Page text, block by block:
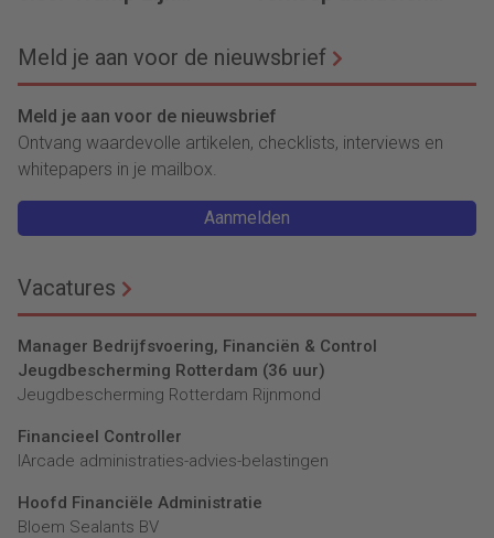
Meld je aan voor de nieuwsbrief
Meld je aan voor de nieuwsbrief
Ontvang waardevolle artikelen, checklists, interviews en
whitepapers in je mailbox.
Aanmelden
Vacatures
Manager Bedrijfsvoering, Financiën & Control
Jeugdbescherming Rotterdam (36 uur)
Jeugdbescherming Rotterdam Rijnmond
Financieel Controller
lArcade administraties-advies-belastingen
Hoofd Financiële Administratie
Bloem Sealants BV